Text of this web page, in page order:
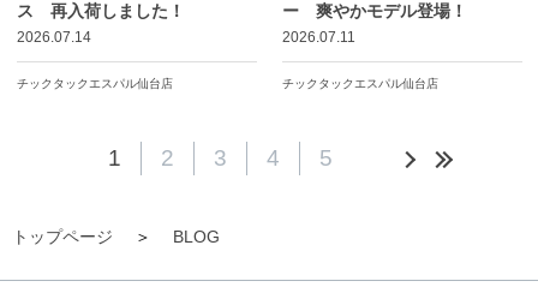
トップページ BLOG
ス 再入荷しました！
2026.07.14
チックタックエスパル仙台店
ー 爽やかモデル登場！
2026.07.11
チックタックエスパル仙台店
1 2 3 4 5